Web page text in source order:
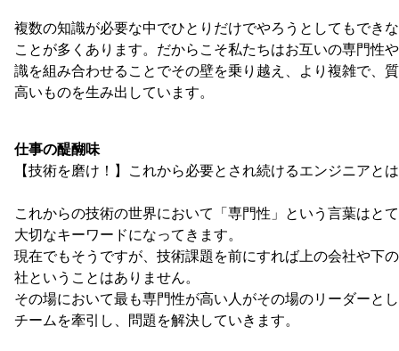
複数の知識が必要な中でひとりだけでやろうとしてもでき
ことが多くあります。だからこそ私たちはお互いの専門性
識を組み合わせることでその壁を乗り越え、より複雑で、
高いものを生み出しています。
仕事の醍醐味
【技術を磨け！】これから必要とされ続けるエンジニアと
これからの技術の世界において「専門性」という言葉はと
大切なキーワードになってきます。
現在でもそうですが、技術課題を前にすれば上の会社や下
社ということはありません。
その場において最も専門性が高い人がその場のリーダーと
チームを牽引し、問題を解決していきます。